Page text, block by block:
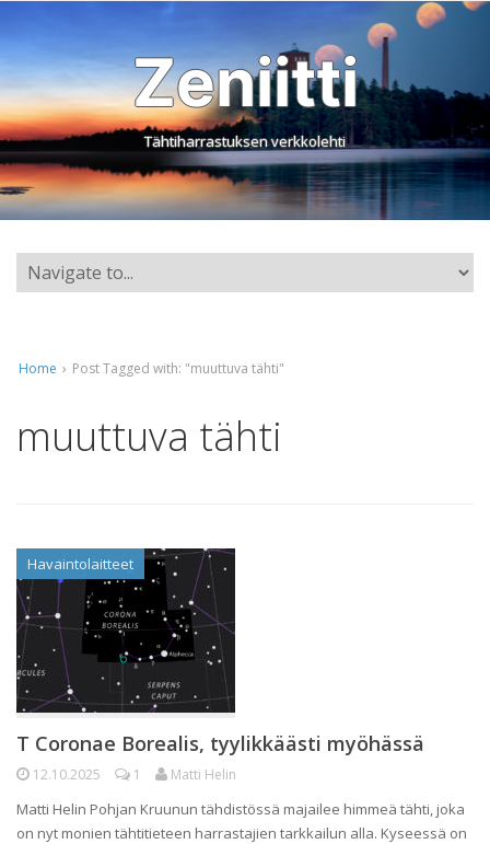
Zeniitti
Tähtiharrastuksen verkkolehti
Home › Post Tagged with: "muuttuva tähti"
muuttuva tähti
Havaintolaitteet
T Coronae Borealis, tyylikkäästi myöhässä
12.10.2025 1 Matti Helin
Matti Helin Pohjan Kruunun tähdistössä majailee himmeä tähti, joka
on nyt monien tähtitieteen harrastajien tarkkailun alla. Kyseessä on